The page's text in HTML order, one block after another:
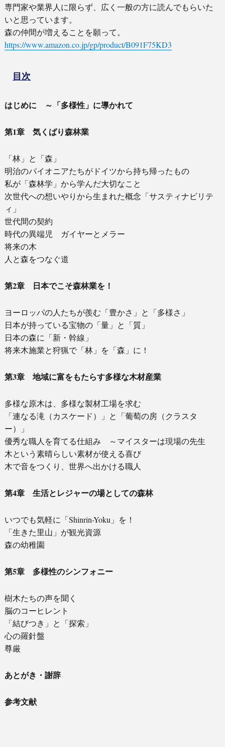
専門家や業界人に限らず、広く一般の方に読んでもらいた
いと思っています。
森の仲間が増えることを願って。
https://www.amazon.co.jp/gp/product/B091F75KD3
目次
はじめに ～「多様性」に導かれて
第1章 気くばり森林業
「林」と「森」
明治のパイオニアたちがドイツから持ち帰ったもの
私が「森林学」から学んだ大切なこと
次世代への想いやりから生まれた概念「サスティナビリテ
ィ」
世代間の契約
時代の異端児 ガイヤーとメラー
将来の木
人と森をつなぐ道
第2章 日本でこそ森林業を！
ヨーロッパの人たちが羨む「豊かさ」と「多様さ」
日本が持っている宝物の「量」と「質」
日本の森に「新・幹線」
将来木施業と狩猟で「林」を「森」に！
第3章 地域に富をもたらす多様な木材産業
多様な原木は、多様な製材工場を求む
「連なる滝（カスケード）」と「葡萄の房（クラスタ
ー）」
優秀な職人を育てる仕組み ～マイスターは現場の先生
木という素晴らしい素材が使える喜び
木で音をつくり、世界へ出かける職人
第4章 生活とレジャーの場としての森林
いつでも気軽に「Shinrin-Yoku」を！
「生きた里山」が観光資源
森の幼稚園
第5章 多様性のシンフォニー
樹木たちの声を聞く
脳のコーヒレント
「結びつき」と「探索」
心の羅針盤
尊厳
あとがき・謝辞
参考文献